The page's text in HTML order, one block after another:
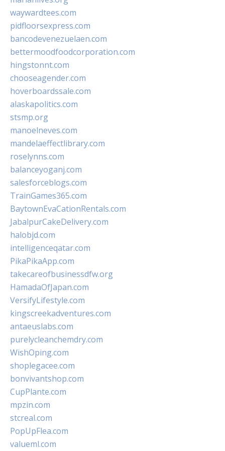
waywardtees.com
pidfloorsexpress.com
bancodevenezuelaen.com
bettermoodfoodcorporation.com
hingstonnt.com
chooseagender.com
hoverboardssale.com
alaskapolitics.com
stsmp.org
manoelneves.com
mandelaeffectlibrary.com
roselynns.com
balanceyoganj.com
salesforceblogs.com
TrainGames365.com
BaytownEvaCationRentals.com
JabalpurCakeDelivery.com
halobjd.com
intelligenceqatar.com
PikaPikaApp.com
takecareofbusinessdfw.org
HamadaOfJapan.com
VersifyLifestyle.com
kingscreekadventures.com
antaeuslabs.com
purelycleanchemdry.com
WishOping.com
shoplegacee.com
bonvivantshop.com
CupPlante.com
mpzin.com
stcreal.com
PopUpFlea.com
valueml.com